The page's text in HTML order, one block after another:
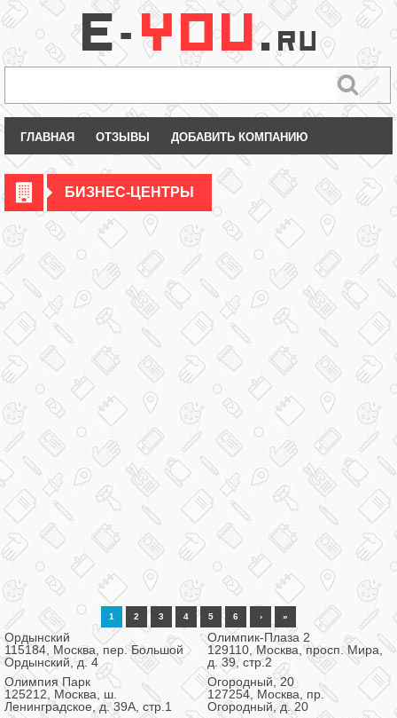
ГЛАВНАЯ ОТЗЫВЫ ДОБАВИТЬ КОМПАНИЮ
БИЗНЕС-ЦЕНТРЫ
1 2 3 4 5 6 › »
Ордынский
115184, Москва, пер. Большой
Ордынский, д. 4
Олимпик-Плаза 2
129110, Москва, просп. Мира,
д. 39, стр.2
Олимпия Парк
125212, Москва, ш.
Ленинградское, д. 39А, стр.1
Огородный, 20
127254, Москва, пр.
Огородный, д. 20